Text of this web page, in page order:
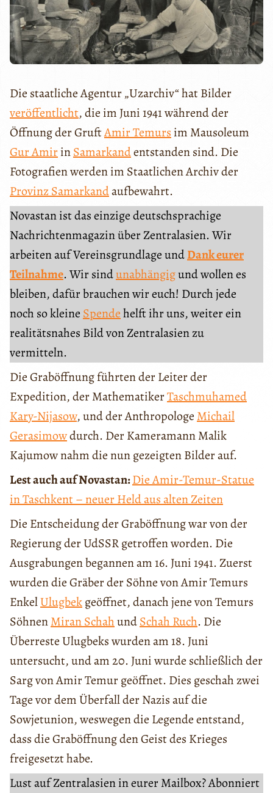
Die staatliche Agentur „Uzarchiv“ hat Bilder
veröffentlicht, die im Juni 1941 während der
Öffnung der GruftAmir Temurs im Mausoleum
Gur AmirinSamarkandentstanden sind. Die
Fotografien werden im Staatlichen Archiv der
Provinz Samarkandaufbewahrt.
Novastan ist das einzige deutschsprachige
Nachrichtenmagazin über Zentralasien. Wir
arbeiten auf Vereinsgrundlage undDank eurer
Teilnahme. Wir sindunabhängigund wollen es
bleiben, dafür brauchen wir euch! Durch jede
noch so kleine Spendehelft ihr uns, weiter ein
realitätsnahes Bild von Zentralasien zu
vermitteln.
Die Graböffnung führten der Leiter der
Expedition, der MathematikerTaschmuhamed
Kary-Nijasow, und der Anthropologe Michail
Gerasimowdurch. Der Kameramann Malik
Kajumow nahm die nun gezeigten Bilder auf.
Lest auch auf Novastan:Die Amir-Temur-Statue
in Taschkent – neuer Held aus alten Zeiten
Die Entscheidung der Graböffnung war von der
Regierung der UdSSR getroffen worden. Die
Ausgrabungen begannen am 16. Juni 1941. Zuerst
wurden die Gräber der Söhne von Amir Temurs
EnkelUlugbekgeöffnet, danach jene von Temurs
SöhnenMiran SchahundSchah Ruch. Die
Überreste Ulugbeks wurden am 18. Juni
untersucht, und am 20. Juni wurde schließlich der
Sarg von Amir Temur geöffnet. Dies geschah zwei
Tage vor dem Überfall der Nazis auf die
Sowjetunion, weswegen die Legende entstand,
dass die Graböffnung den Geist des Krieges
freigesetzt habe.
Lust auf Zentralasien in eurer Mailbox? Abonniert